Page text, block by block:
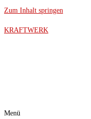
Zum Inhalt springen
KRAFTWERK
Menü